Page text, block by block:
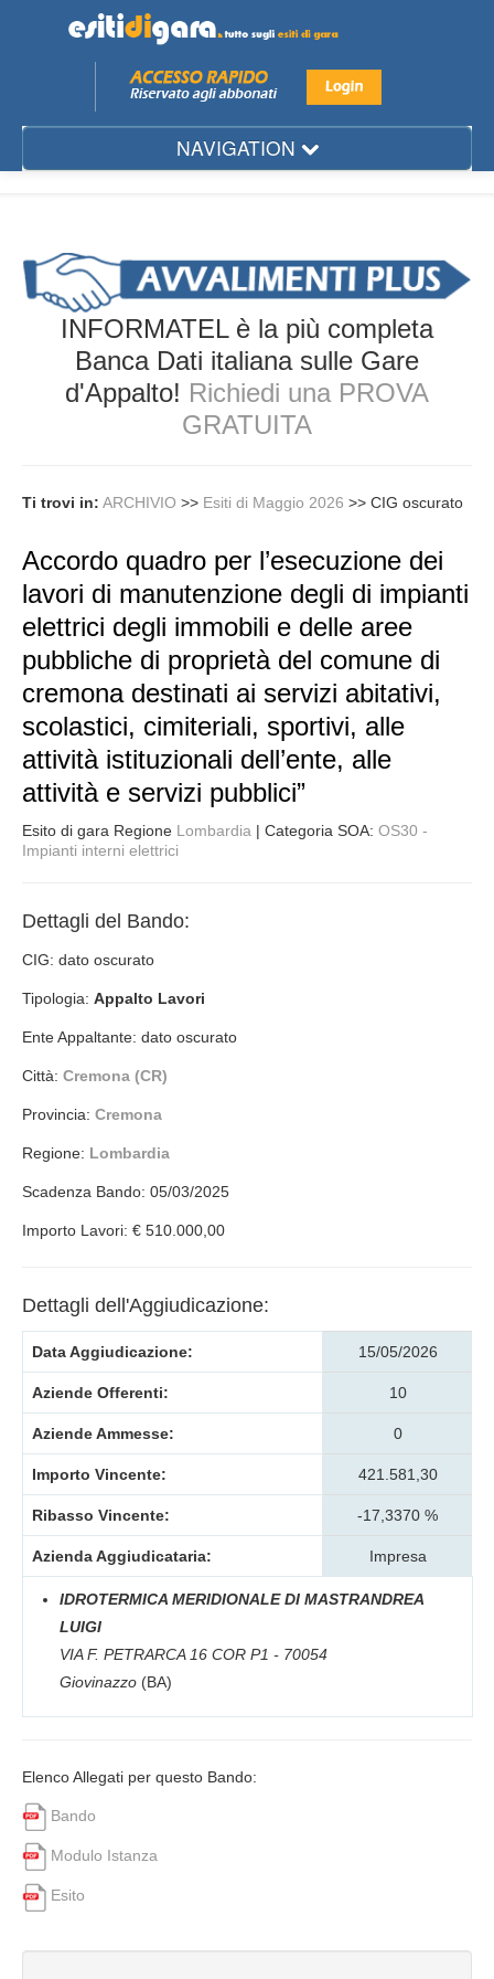
NAVIGATION
Provincia
Città
Settore
Ente
INFORMATEL è la più completa
Banca Dati italiana sulle Gare
d'Appalto! Richiedi una PROVA
GRATUITA
Ti trovi in: ARCHIVIO >> Esiti di Maggio 2026 >> CIG oscurato
Accordo quadro per l’esecuzione dei
lavori di manutenzione degli di impianti
elettrici degli immobili e delle aree
pubbliche di proprietà del comune di
cremona destinati ai servizi abitativi,
scolastici, cimiteriali, sportivi, alle
attività istituzionali dell’ente, alle
attività e servizi pubblici”
Esito di gara Regione Lombardia | Categoria SOA: OS30 -
Impianti interni elettrici
Dettagli del Bando:
CIG: dato oscurato
Tipologia: Appalto Lavori
Ente Appaltante: dato oscurato
Città: Cremona (CR)
Provincia: Cremona
Regione: Lombardia
Scadenza Bando: 05/03/2025
Importo Lavori: € 510.000,00
Dettagli dell'Aggiudicazione:
Data Aggiudicazione: 15/05/2026
Aziende Offerenti: 10
Aziende Ammesse: 0
Importo Vincente: 421.581,30
Ribasso Vincente: -17,3370 %
Azienda Aggiudicataria: Impresa
IDROTERMICA MERIDIONALE DI MASTRANDREA
LUIGI
VIA F. PETRARCA 16 COR P1 - 70054
Giovinazzo (BA)
Elenco Allegati per questo Bando:
Bando
Modulo Istanza
Esito